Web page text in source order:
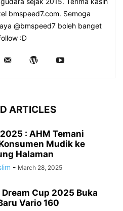
bmspeed7.com. Semoga
@bmspeed7 boleh banget
:D
ARTICLES
: AHM Temani
Mudik ke
Halaman
- March 28, 2025
Dream Cup 2025 Buka
Vario 160